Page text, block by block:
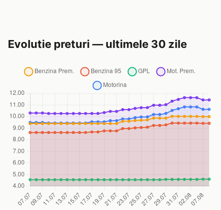
Evolutie preturi — ultimele 30 zile